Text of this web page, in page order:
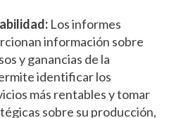
Los informes
información sobre
y ganancias de la
identificar los
más rentables y tomar
sobre su producción,